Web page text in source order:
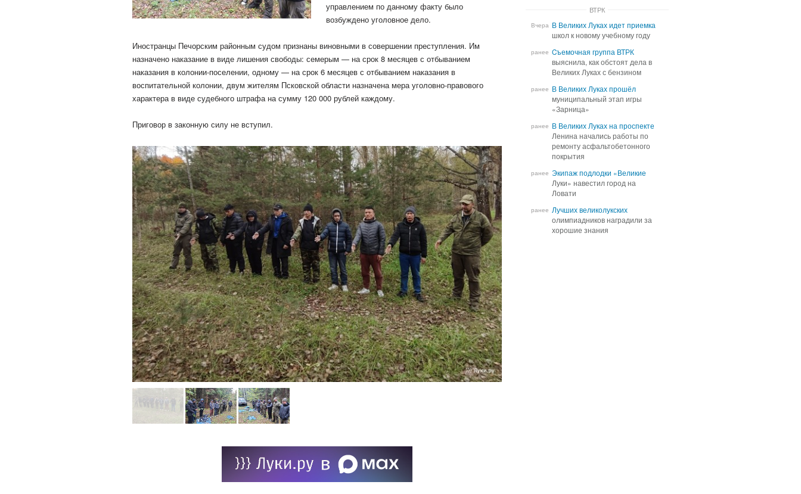
управлением по данному факту было
возбуждено уголовное дело.
Иностранцы Печорским районным судом признаны виновными в совершении преступления. Им
назначено наказание в виде лишения свободы: семерым — на срок 8 месяцев с отбыванием
наказания в колонии-поселении, одному — на срок 6 месяцев с отбыванием наказания в
воспитательной колонии, двум жителям Псковской области назначена мера уголовно-правового
характера в виде судебного штрафа на сумму 120 000 рублей каждому.
Приговор в законную силу не вступил.
ВТРК
Вчера В Великих Луках идет приемка
школ к новому учебному году
В Великих Луках идет приемка
школ к новому учебному году
ранее Cъемочная группа ВТРК
выяснила, как обстоят дела в
Великих Луках с бензином
Cъемочная группа ВТРК
выяснила, как обстоят дела в
Великих Луках с бензином
ранее В Великих Луках прошёл
муниципальный этап игры
«Зарница»
В Великих Луках прошёл
муниципальный этап игры
«Зарница»
ранее В Великих Луках на проспекте
Ленина начались работы по
ремонту асфальтобетонного
покрытия
В Великих Луках на проспекте
Ленина начались работы по
ремонту асфальтобетонного
покрытия
ранее Экипаж подлодки «Великие
Луки» навестил город на
Ловати
Экипаж подлодки «Великие
Луки» навестил город на
Ловати
ранее Лучших великолукских
олимпиадников наградили за
хорошие знания
Лучших великолукских
олимпиадников наградили за
хорошие знания